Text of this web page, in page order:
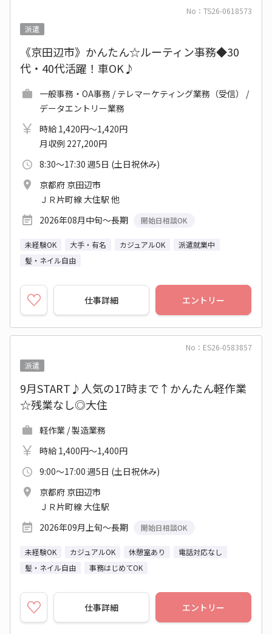
No：TS26-0618573
派遣
《京田辺市》かんたん☆ルーティン事務◆30
代・40代活躍！車OK♪
一般事務・OA事務 / テレマーケティング業務（受信） /
データエントリー業務
時給 1,420円～1,420円
月収例 227,200円
8:30～17:30 週5日 (土日祝休み)
京都府 京田辺市
ＪＲ片町線 大住駅 他
2026年08月中旬～長期
開始日相談OK
未経験OK 大手・有名 カジュアルOK
派遣就業中
髪・ネイル自由
仕事詳細 エントリー
No：ES26-0583857
派遣
9月START♪人気の17時まで↑かんたん軽作業
☆残業なし◎大住
軽作業 / 製造業務
時給 1,400円～1,400円
9:00～17:00 週5日 (土日祝休み)
京都府 京田辺市
ＪＲ片町線 大住駅
2026年09月上旬～長期
開始日相談OK
未経験OK カジュアルOK 休憩室あり
電話対応なし
髪・ネイル自由
事務はじめてOK
仕事詳細 エントリー